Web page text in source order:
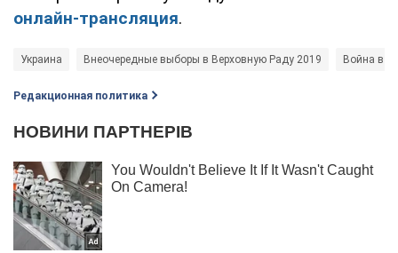
онлайн-трансляция.
Украина Внеочередные выборы в Верховную Раду 2019 Война в
Редакционная политика